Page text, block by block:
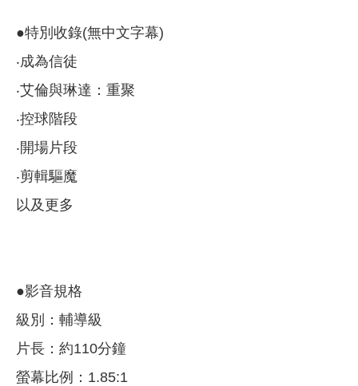
●特別收錄(無中文字幕)
‧成為信徒
‧艾倫與琳達：重聚
‧控球階段
‧開場片段
‧剪輯驅魔
以及更多
●影音規格
級別：輔導級
片長：約110分鐘
螢幕比例：1.85:1